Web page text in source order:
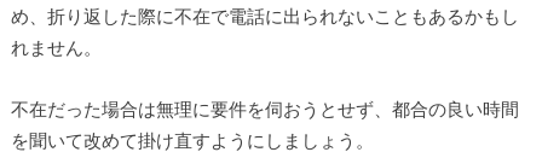
め、折り返した際に不在で電話に出られないこともあるかもし
れません。
不在だった場合は無理に要件を伺おうとせず、都合の良い時間
を聞いて改めて掛け直すようにしましょう。